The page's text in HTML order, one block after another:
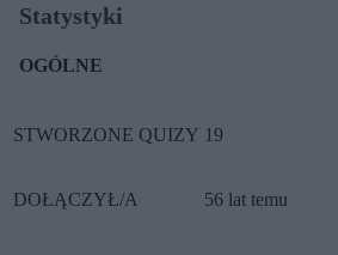
Statystyki
OGÓLNE
STWORZONE QUIZY 19
DOŁĄCZYŁ/A 56 lat temu